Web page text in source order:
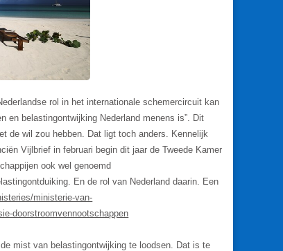
rol in het internationale schemercircuit kan
en belastingontwijking Nederland menens is”. Dit
de wil zou hebben. Dat ligt toch anders. Kennelijk
Vijlbrief in februari begin dit jaar de Tweede Kamer
ook wel genoemd
En de rol van Nederland daarin. Een
ministerie-van-
doorstroomvennootschappen
mist van belastingontwijking te loodsen. Dat is te